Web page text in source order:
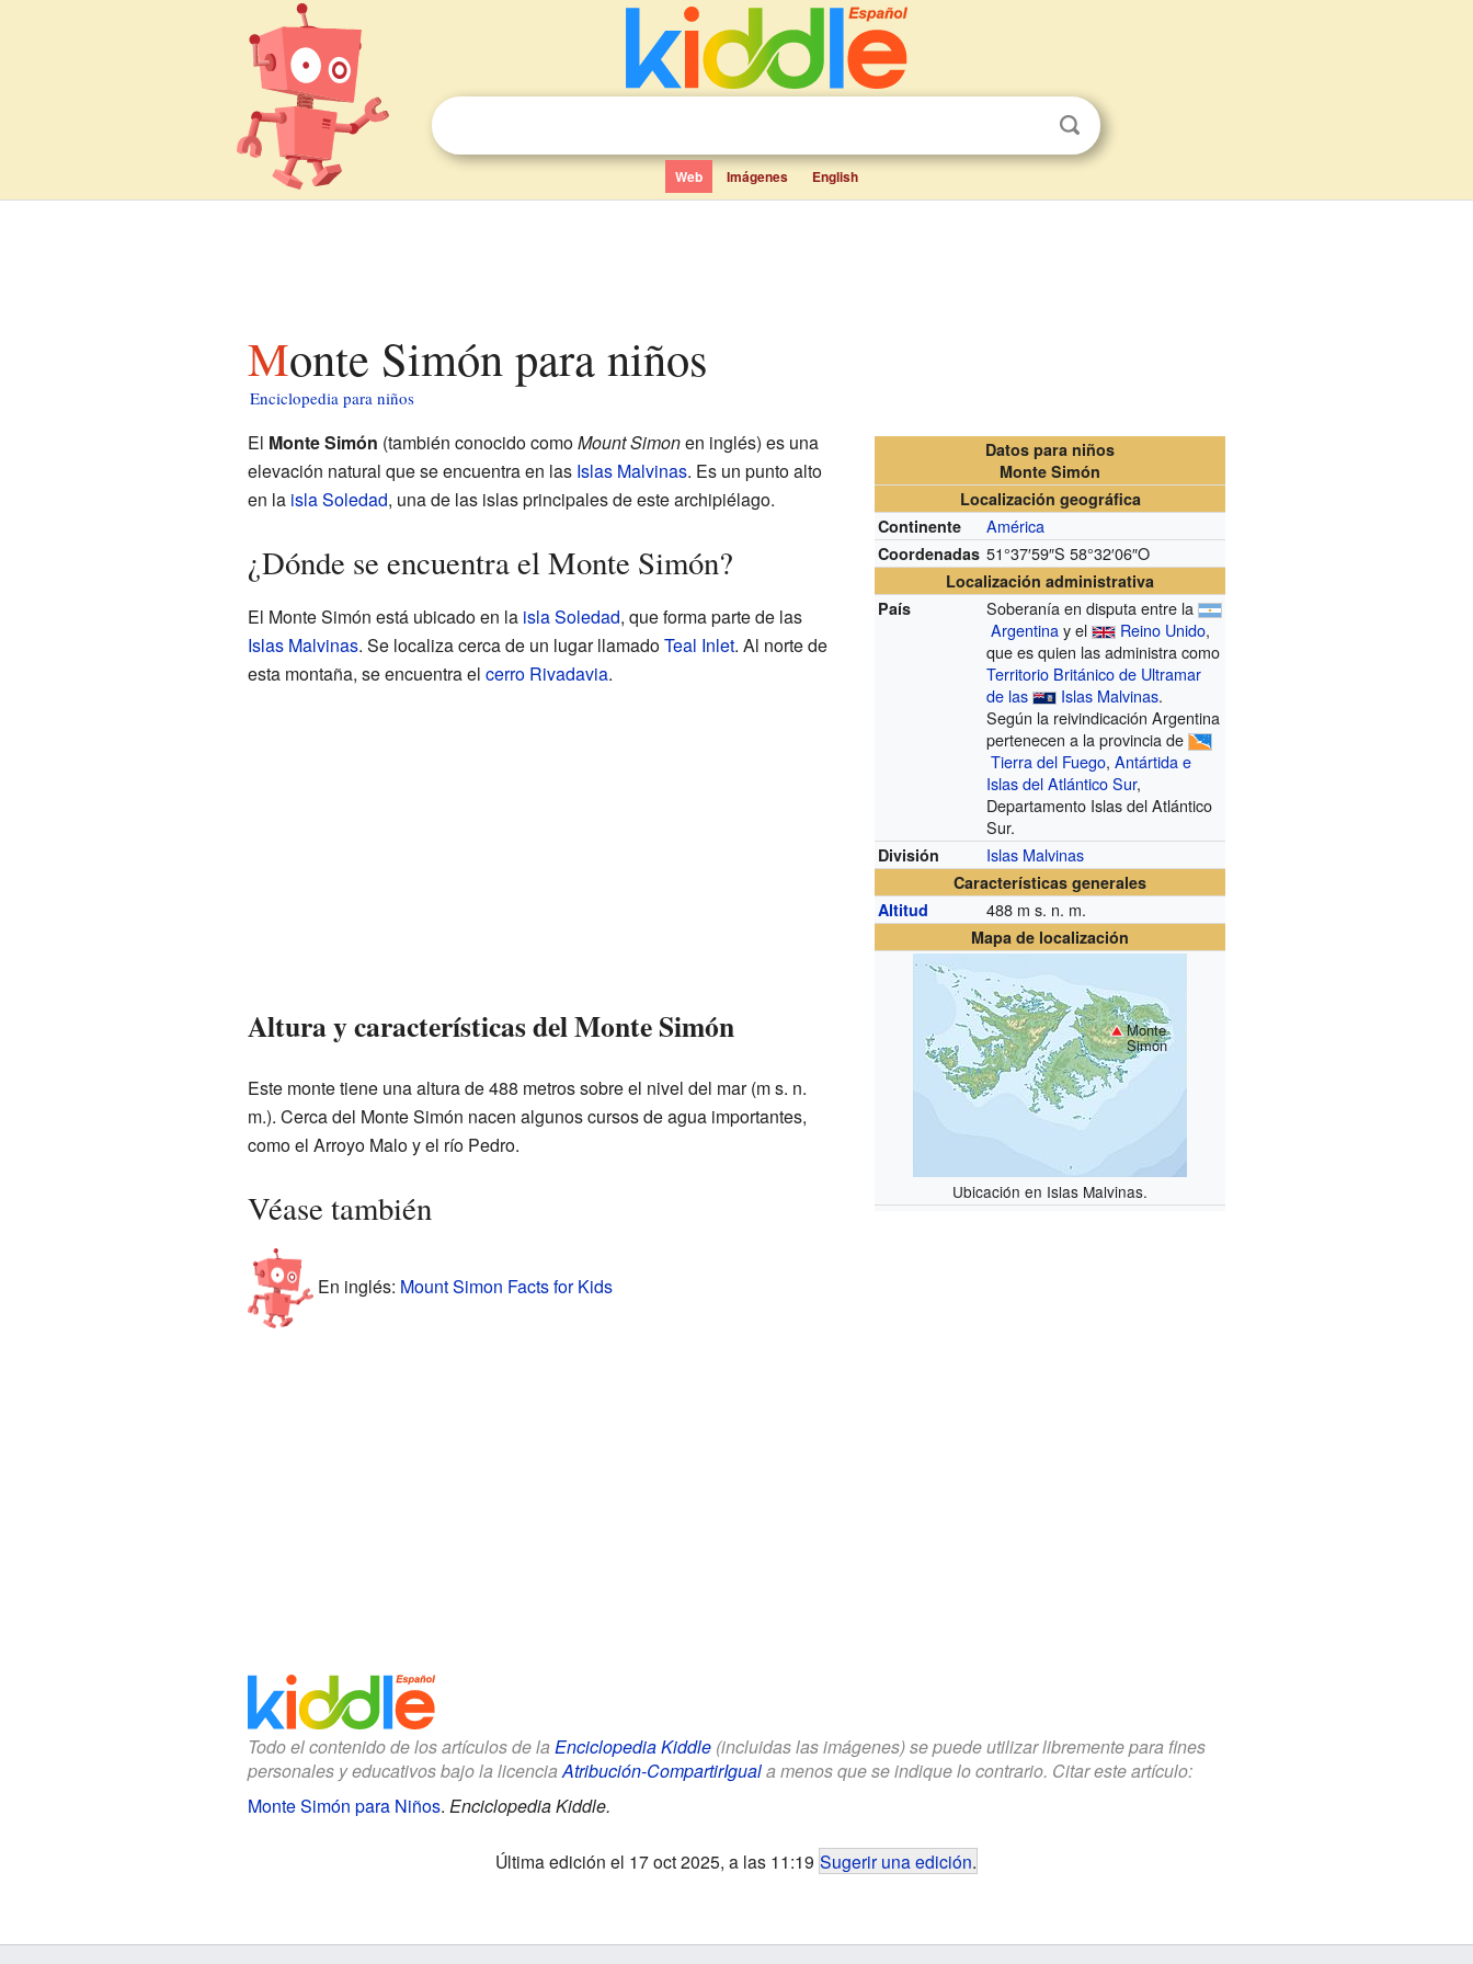
Web Imágenes English
Monte Simón para niños
Enciclopedia para niños
Datos para niños
Monte Simón
Localización geográfica
Continente
América
Coordenadas 51°37′59″S 58°32′06″O
Localización administrativa
País
Soberanía en disputa entre la
Argentinay el Reino Unido,
que es quien las administra como
Territorio Británico de Ultramar
de las
Islas Malvinas.
Según la reivindicación Argentina
pertenecen a la provincia de
Tierra del Fuego,Antártida e
Islas del Atlántico Sur,
Departamento Islas del Atlántico
Sur.
División Islas Malvinas
Características generales
Altitud
488 m s. n. m.
Mapa de localización
Monte
Simón
Ubicación en Islas Malvinas.
El Monte Simón (también conocido comoMount Simonen inglés) es una
elevación natural que se encuentra en las Islas Malvinas. Es un punto alto
en la isla Soledad, una de las islas principales de este archipiélago.
¿Dónde se encuentra el Monte Simón?
El Monte Simón está ubicado en la isla Soledad, que forma parte de las
Islas Malvinas. Se localiza cerca de un lugar llamadoTeal Inlet. Al norte de
esta montaña, se encuentra el cerro Rivadavia.
Altura y características del Monte Simón
Este monte tiene una altura de 488 metros sobre el nivel del mar (m s. n.
m.). Cerca del Monte Simón nacen algunos cursos de agua importantes,
como el Arroyo Malo y el río Pedro.
Véase también
En inglés: Mount Simon Facts for Kids
Todo el contenido de los artículos de la Enciclopedia Kiddle(incluidas las imágenes) se puede utilizar libremente para fines
personales y educativos bajo la licenciaAtribución-CompartirIguala menos que se indique lo contrario. Citar este artículo:
Monte Simón para Niños. Enciclopedia Kiddle.
Última edición el 17 oct 2025, a las 11:19 Sugerir una edición.